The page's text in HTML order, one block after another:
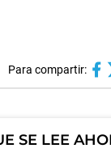
Para compartir:
SE LEE